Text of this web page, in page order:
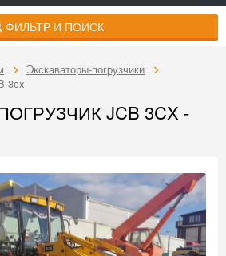
ФИЛЬТР И ПОИСК
Экскаваторы-погрузчики
3cx
JCB 3CX -